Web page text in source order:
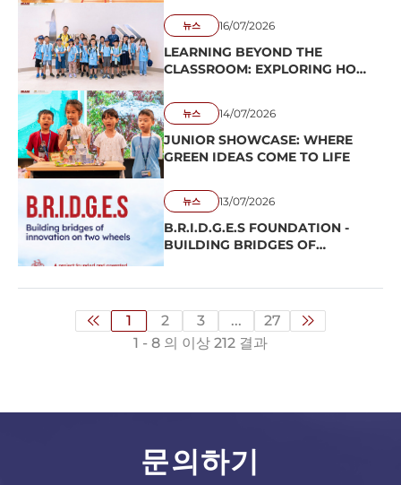
뉴스 16/07/2026
LEARNING BEYOND THE
CLASSROOM: EXPLORING HO
CAMP 2026
뉴스 14/07/2026
JUNIOR SHOWCASE: WHERE
GREEN IDEAS COME TO LIFE
뉴스 13/07/2026
B.R.I.D.G.E.S FOUNDATION -
BUILDING BRIDGES OF
1 2 3 ...
27
1 - 8 의 이상 212 결과
문의하기